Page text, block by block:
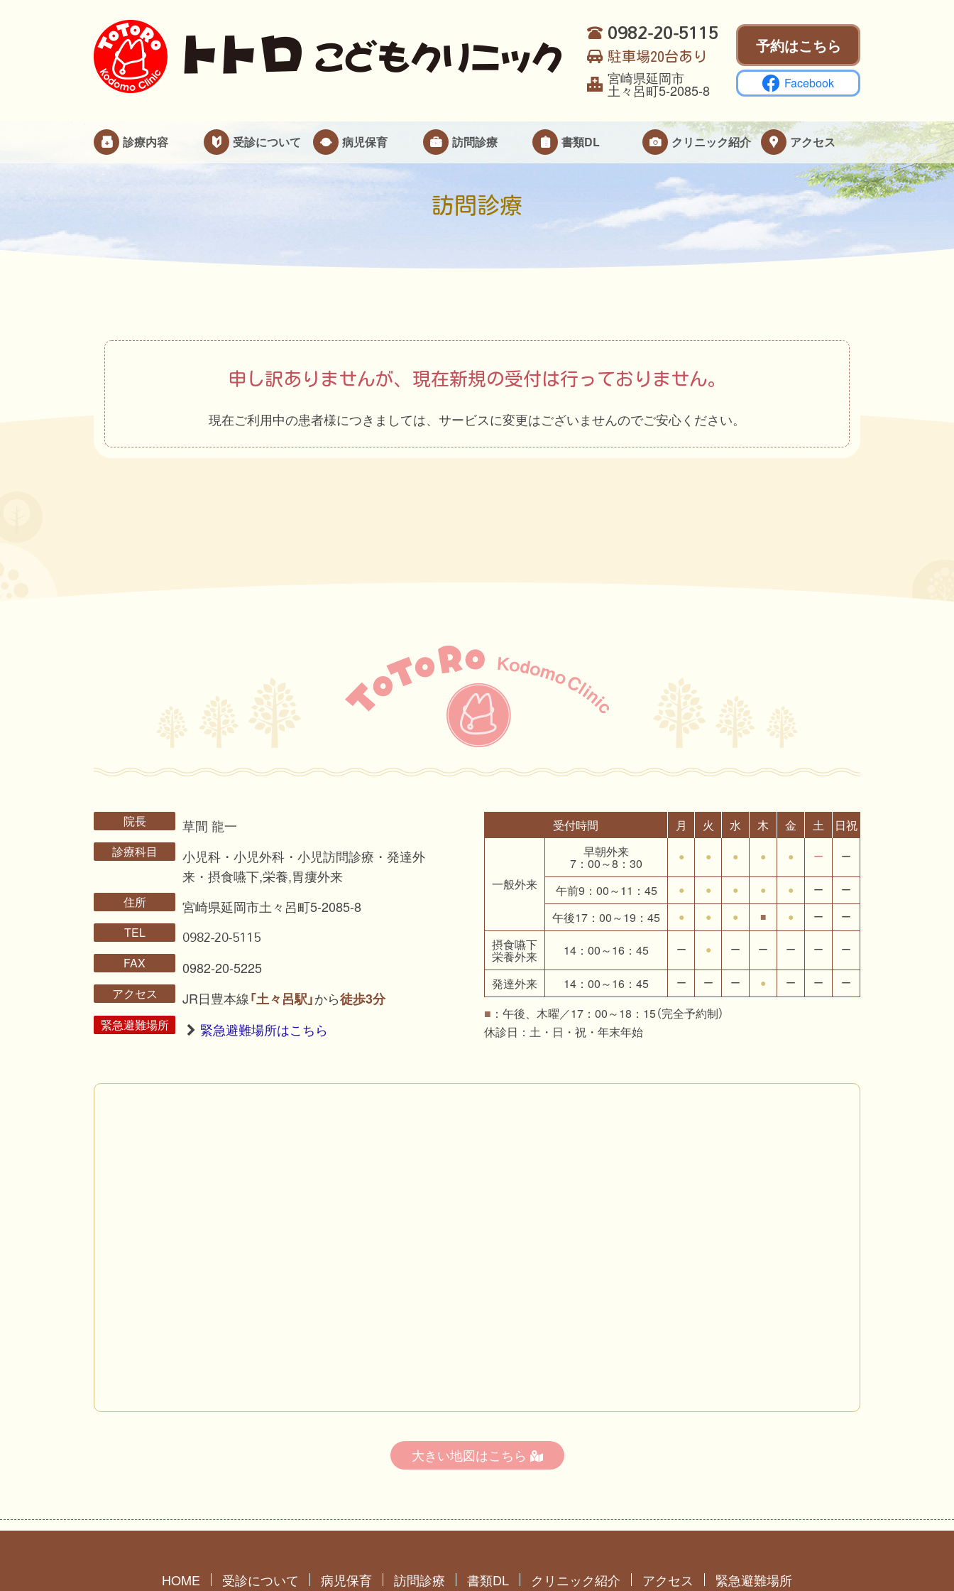
0982-20-5115
駐車場20台あり
宮崎県延岡市
土々呂町5-2085-8
予約はこちら
Facebook
診療内容 受診について 病児保育 訪問診療 書類DL クリニック紹介 アクセス
訪問診療
申し訳ありませんが、現在新規の受付は行っておりません。
現在ご利用中の患者様につきましては、サービスに変更はございませんのでご安心ください。
院長 草間 龍一
診療科目
小児科・小児外科・小児訪問診療・発達外
来・摂食嚥下,栄養,胃瘻外来
住所 宮崎県延岡市土々呂町5-2085-8
TEL 0982-20-5115
FAX 0982-20-5225
アクセス JR日豊本線「土々呂駅」から徒歩3分
緊急避難場所  緊急避難場所はこちら
■ ：午後、木曜／17：00～18：15（完全予約制）
休診日：土・日・祝・年末年始
受付時間 月 火 水 木 金 土 日祝
一般外来
早朝外来
7：00～8：30 ● ● ● ● ● ー ー
午前9：00～11：45 ● ● ● ● ● ー ー
午後17：00～19：45 ● ● ● ■ ● ー ー
摂食嚥下
栄養外来 14：00～16：45 ー ● ー ー ー ー ー
発達外来 14：00～16：45 ー ー ー ● ー ー ー
大きい地図はこちら
HOME 受診について 病児保育 訪問診療 書類DL クリニック紹介 アクセス 緊急避難場所